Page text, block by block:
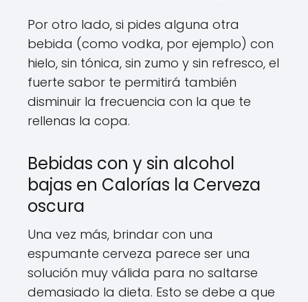
Por otro lado, si pides alguna otra
bebida (como vodka, por ejemplo) con
hielo, sin tónica, sin zumo y sin refresco, el
fuerte sabor te permitirá también
disminuir la frecuencia con la que te
rellenas la copa.
Bebidas con y sin alcohol
bajas en Calorías la Cerveza
oscura
Una vez más, brindar con una
espumante cerveza parece ser una
solución muy válida para no saltarse
demasiado la dieta. Esto se debe a que